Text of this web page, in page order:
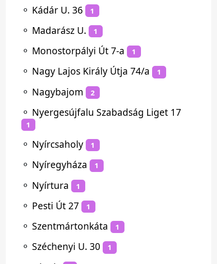
⚬ Kádár U. 36 1
⚬ Madarász U. 1
⚬ Monostorpályi Út 7-a 1
⚬ Nagy Lajos Király Útja 74/a 1
⚬ Nagybajom 2
⚬ Nyergesújfalu Szabadság Liget 17
1
⚬ Nyírcsaholy 1
⚬ Nyíregyháza 1
⚬ Nyírtura 1
⚬ Pesti Út 27 1
⚬ Szentmártonkáta 1
⚬ Széchenyi U. 30 1